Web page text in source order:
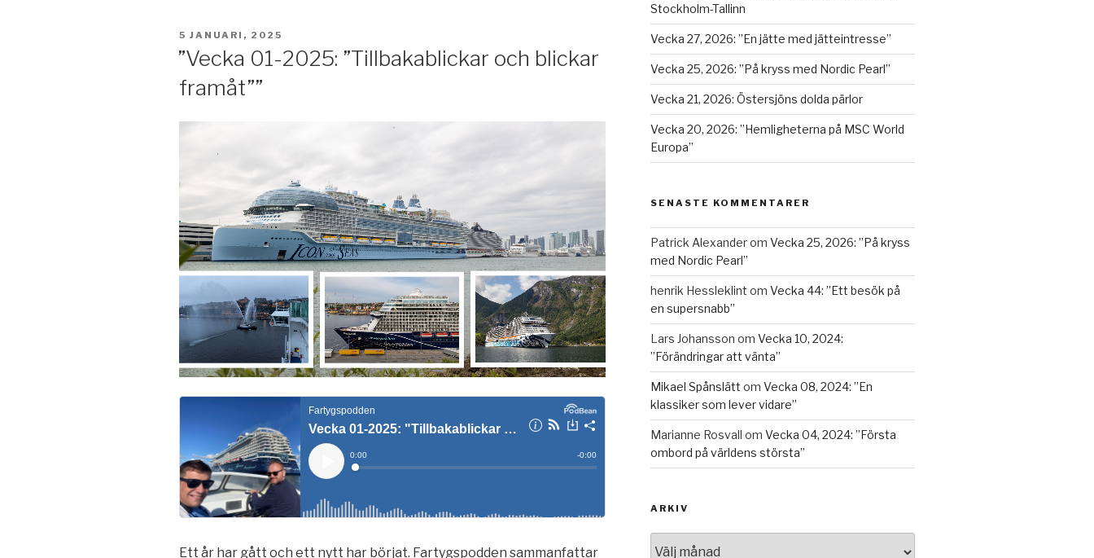
PUBLICERAT
5 JANUARI, 2025
”Vecka 01-2025: ”Tillbakablickar och blickar
framåt””
Ett år har gått och ett nytt har börjat. Fartygspodden sammanfattar
Stockholm-Tallinn
Vecka 27, 2026: ”En jätte med jätteintresse”
Vecka 25, 2026: ”På kryss med Nordic Pearl”
Vecka 21, 2026: Östersjöns dolda pärlor
Vecka 20, 2026: ”Hemligheterna på MSC World
Europa”
SENASTE KOMMENTARER
Patrick Alexanderom Vecka 25, 2026: ”På kryss
med Nordic Pearl”
henrik Hessleklint om Vecka 44: ”Ett besök på
en supersnabb”
Lars Johansson om Vecka 10, 2024:
”Förändringar att vänta”
Mikael Spånslätt om Vecka 08, 2024: ”En
klassiker som lever vidare”
Marianne Rosvall om Vecka 04, 2024: ”Första
ombord på världens största”
ARKIV